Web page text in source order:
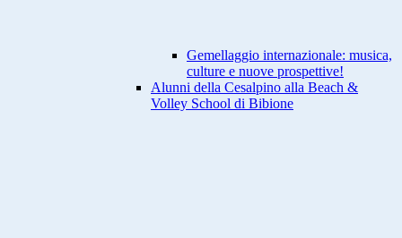
Gemellaggio internazionale: musica,
culture e nuove prospettive!
Alunni della Cesalpino alla Beach &
Volley School di Bibione